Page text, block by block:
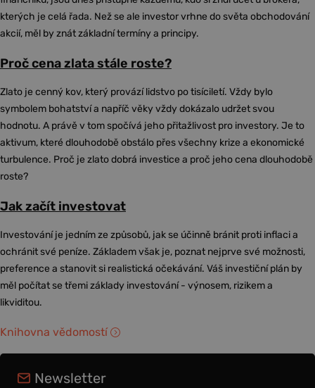
kterých je celá řada. Než se ale investor vrhne do světa obchodování
akcií, měl by znát základní termíny a principy.
Proč cena zlata stále roste?
Zlato je cenný kov, který provází lidstvo po tisíciletí. Vždy bylo
symbolem bohatství a napříč věky vždy dokázalo udržet svou
hodnotu. A právě v tom spočívá jeho přitažlivost pro investory. Je to
aktivum, které dlouhodobě obstálo přes všechny krize a ekonomické
turbulence. Proč je zlato dobrá investice a proč jeho cena dlouhodobě
roste?
Jak začít investovat
Investování je jedním ze způsobů, jak se účinně bránit proti inflaci a
ochránit své peníze. Základem však je, poznat nejprve své možnosti,
preference a stanovit si realistická očekávání. Váš investiční plán by
měl počítat se třemi základy investování - výnosem, rizikem a
likviditou.
Knihovna vědomostí
Newsletter